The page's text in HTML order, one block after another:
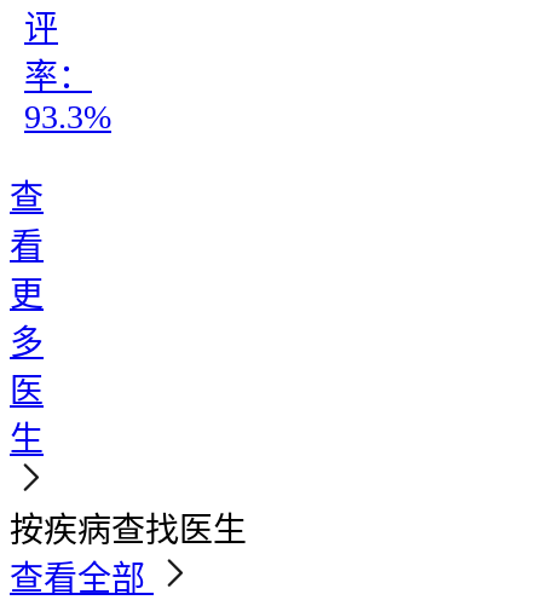
评
率：
93.3%
查
看
更
多
医
生
按疾病查找医生
查看全部